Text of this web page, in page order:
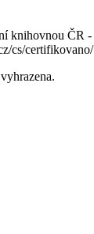
knihovnou ČR -
cs/certifikovano/